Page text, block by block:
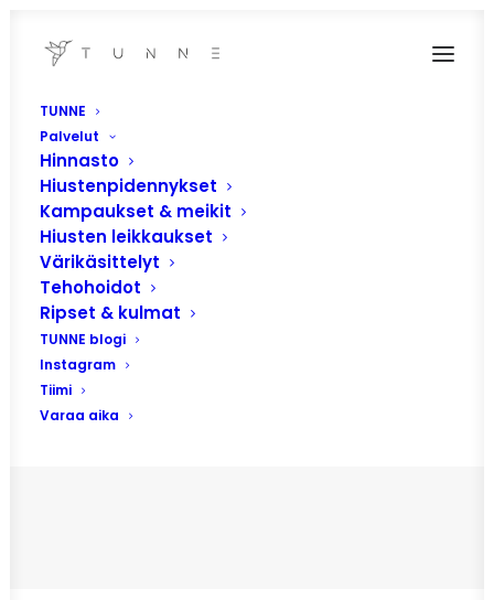
TUNNE
Palvelut
Hinnasto
Hiustenpidennykset
Kampaukset & meikit
Hiusten leikkaukset
Värikäsittelyt
Tehohoidot
Ripset & kulmat
TUNNE blogi
Instagram
Tiimi
Varaa aika
metallia vedessä